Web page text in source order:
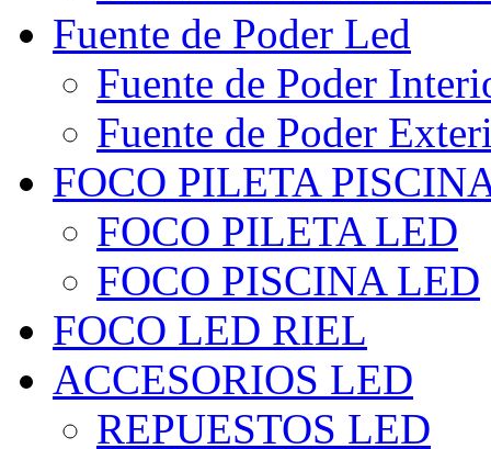
Fuente de Poder Led
Fuente de Poder
Fuente de Poder
FOCO PILETA
FOCO PILETA LED
FOCO PISCINA LED
FOCO LED RIEL
ACCESORIOS LED
REPUESTOS LED